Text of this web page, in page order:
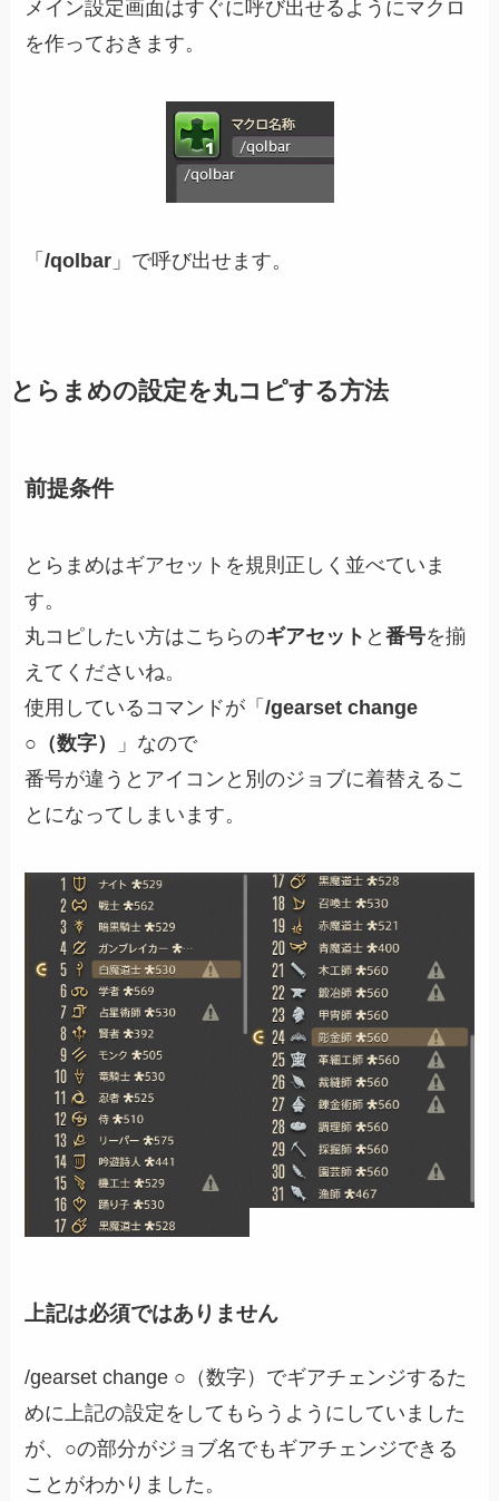
メイン設定画面はすぐに呼び出せるようにマクロ
を作っておきます。
「/qolbar 」で呼び出せます。
とらまめの設定を丸コピする方法
前提条件
とらまめはギアセットを規則正しく並べていま
す。
丸コピしたい方はこちらのギアセット と番号を揃
えてくださいね。
使用しているコマンドが「/gearset change
○（数字）
」なので
番号が違うとアイコンと別のジョブに着替えるこ
とになってしまいます。
上記は必須ではありません
/gearset change ○（数字）でギアチェンジするた
めに上記の設定をしてもらうようにしていました
が、○の部分がジョブ名でもギアチェンジできる
ことがわかりました。